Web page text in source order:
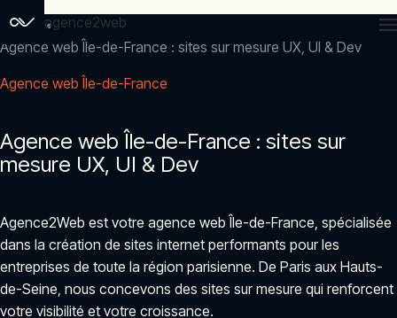
agence2web
Accueil
Agence web Île-de-France : sites sur mesure UX, UI & Dev
Agence web Île-de-France
Agence web Île-de-France : sites sur
mesure UX, UI & Dev
Agence2Web est votre agence web Île-de-France, spécialisée
dans la création de sites internet performants pour les
entreprises de toute la région parisienne. De Paris aux Hauts-
de-Seine, nous concevons des sites sur mesure qui renforcent
votre visibilité et votre croissance.